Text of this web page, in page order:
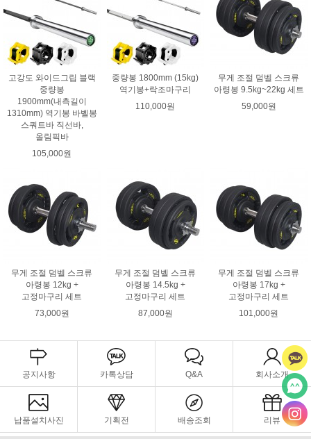
고강도 와이드그립 블랙
중량봉
1900mm(내측길이
1310mm) 역기봉 바벨봉
스쿼트바 직선바,
올림픽바
105,000원
중량봉 1800mm (15kg)
역기봉+락조마구리
110,000원
무게 조절 덤벨 스크류
아령봉 9.5kg~22kg 세트
59,000원
무게 조절 덤벨 스크류
아령봉 12kg +
고정마구리 세트
73,000원
무게 조절 덤벨 스크류
아령봉 14.5kg +
고정마구리 세트
87,000원
무게 조절 덤벨 스크류
아령봉 17kg +
고정마구리 세트
101,000원
공지사항 카톡상담 Q&A 회사소개
납품설치사진 기획전 배송조회 리뷰